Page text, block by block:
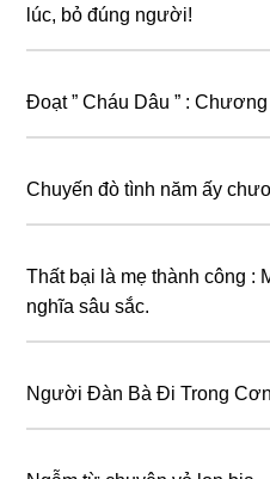
lúc, bỏ đúng người!
Đoạt ” Cháu Dâu ” :
Chuyến đò tình năm ấy
Thất bại là mẹ thành công :
nghĩa sâu sắc.
Người Đàn Bà Đi Trong